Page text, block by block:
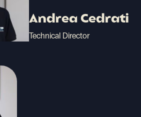
Andrea Cedrati
Technical Director